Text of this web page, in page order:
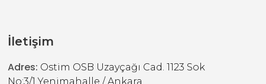
İletişim
Adres: Ostim OSB Uzayçağı Cad. 1123 Sok
No:3/1 Yenimahalle / Ankara